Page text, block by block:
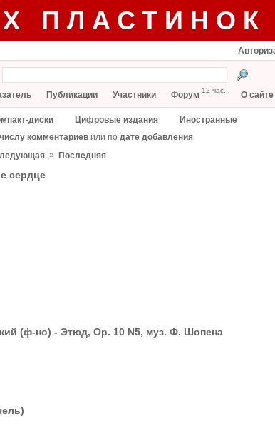
ПЛАСТИНОК
Публикации Участники Форум 12 час. О сайте
диски Цифровые издания
Иностранные
числу комментариевили по дате добавления
» Последняя
сердце
(ф-но) - Этюд, Ор. 10 N5, муз. Ф. Шопена